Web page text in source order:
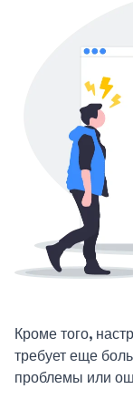
Кроме того,
требует еще
проблемы или